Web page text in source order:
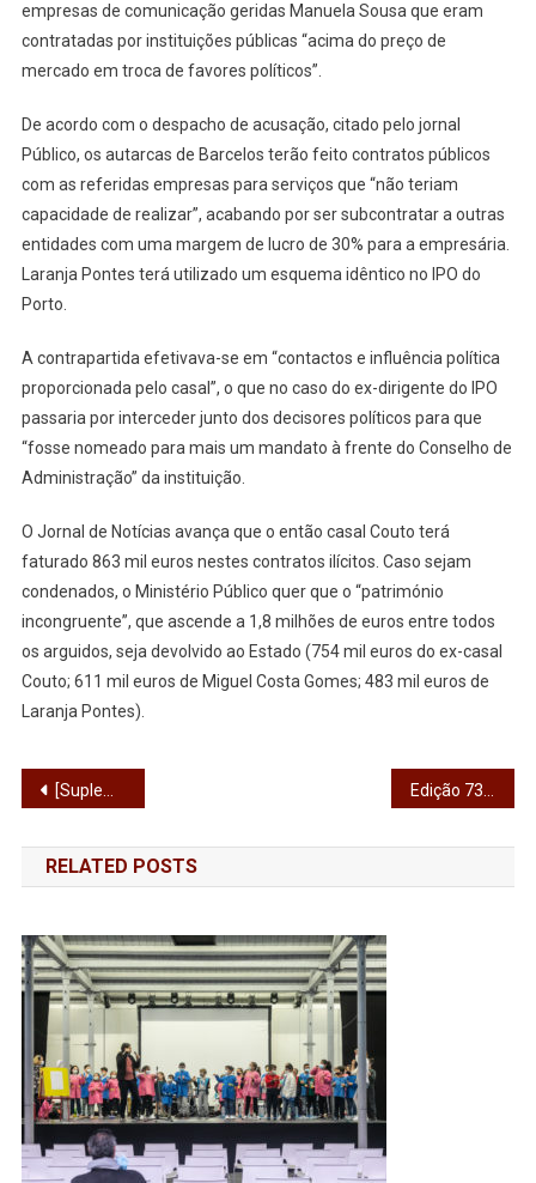
empresas de comunicação geridas Manuela Sousa que eram
contratadas por instituições públicas “acima do preço de
mercado em troca de favores políticos”.
De acordo com o despacho de acusação, citado pelo jornal
Público, os autarcas de Barcelos terão feito contratos públicos
com as referidas empresas para serviços que “não teriam
capacidade de realizar”, acabando por ser subcontratar a outras
entidades com uma margem de lucro de 30% para a empresária.
Laranja Pontes terá utilizado um esquema idêntico no IPO do
Porto.
A contrapartida efetivava-se em “contactos e influência política
proporcionada pelo casal”, o que no caso do ex-dirigente do IPO
passaria por interceder junto dos decisores políticos para que
“fosse nomeado para mais um mandato à frente do Conselho de
Administração” da instituição.
O Jornal de Notícias avança que o então casal Couto terá
faturado 863 mil euros nestes contratos ilícitos. Caso sejam
condenados, o Ministério Público quer que o “património
incongruente”, que ascende a 1,8 milhões de euros entre todos
os arguidos, seja devolvido ao Estado (754 mil euros do ex-casal
Couto; 611 mil euros de Miguel Costa Gomes; 483 mil euros de
Laranja Pontes).
Navegação
de
artigos
[Suplemento de Natal] As “Peixonas” de Edgar Moreira Carneiro são “prática de pura liberdade” Edição 731 – Manuel Pizarro inaugurou novo internamento de saúde mental do hospital de Santo Tirso
RELATED POSTS